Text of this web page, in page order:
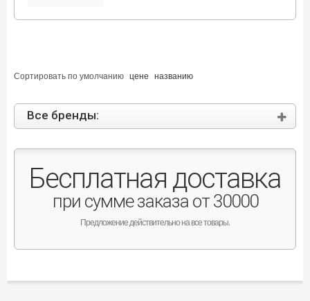
Сортировать поумолчанию цене названию
Все бренды:
Бесплатная доставка
при сумме заказа от 30000
Предложение действительно на все товары.